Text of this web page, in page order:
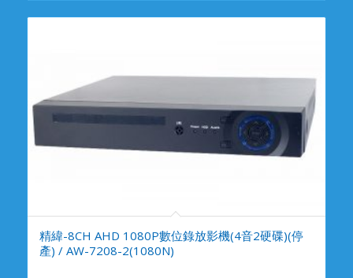
精緯-8CH AHD 1080P數位錄放影機(4音2硬碟)(停
產) / AW-7208-2(1080N)